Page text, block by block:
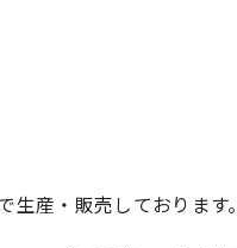
生産・販売しております